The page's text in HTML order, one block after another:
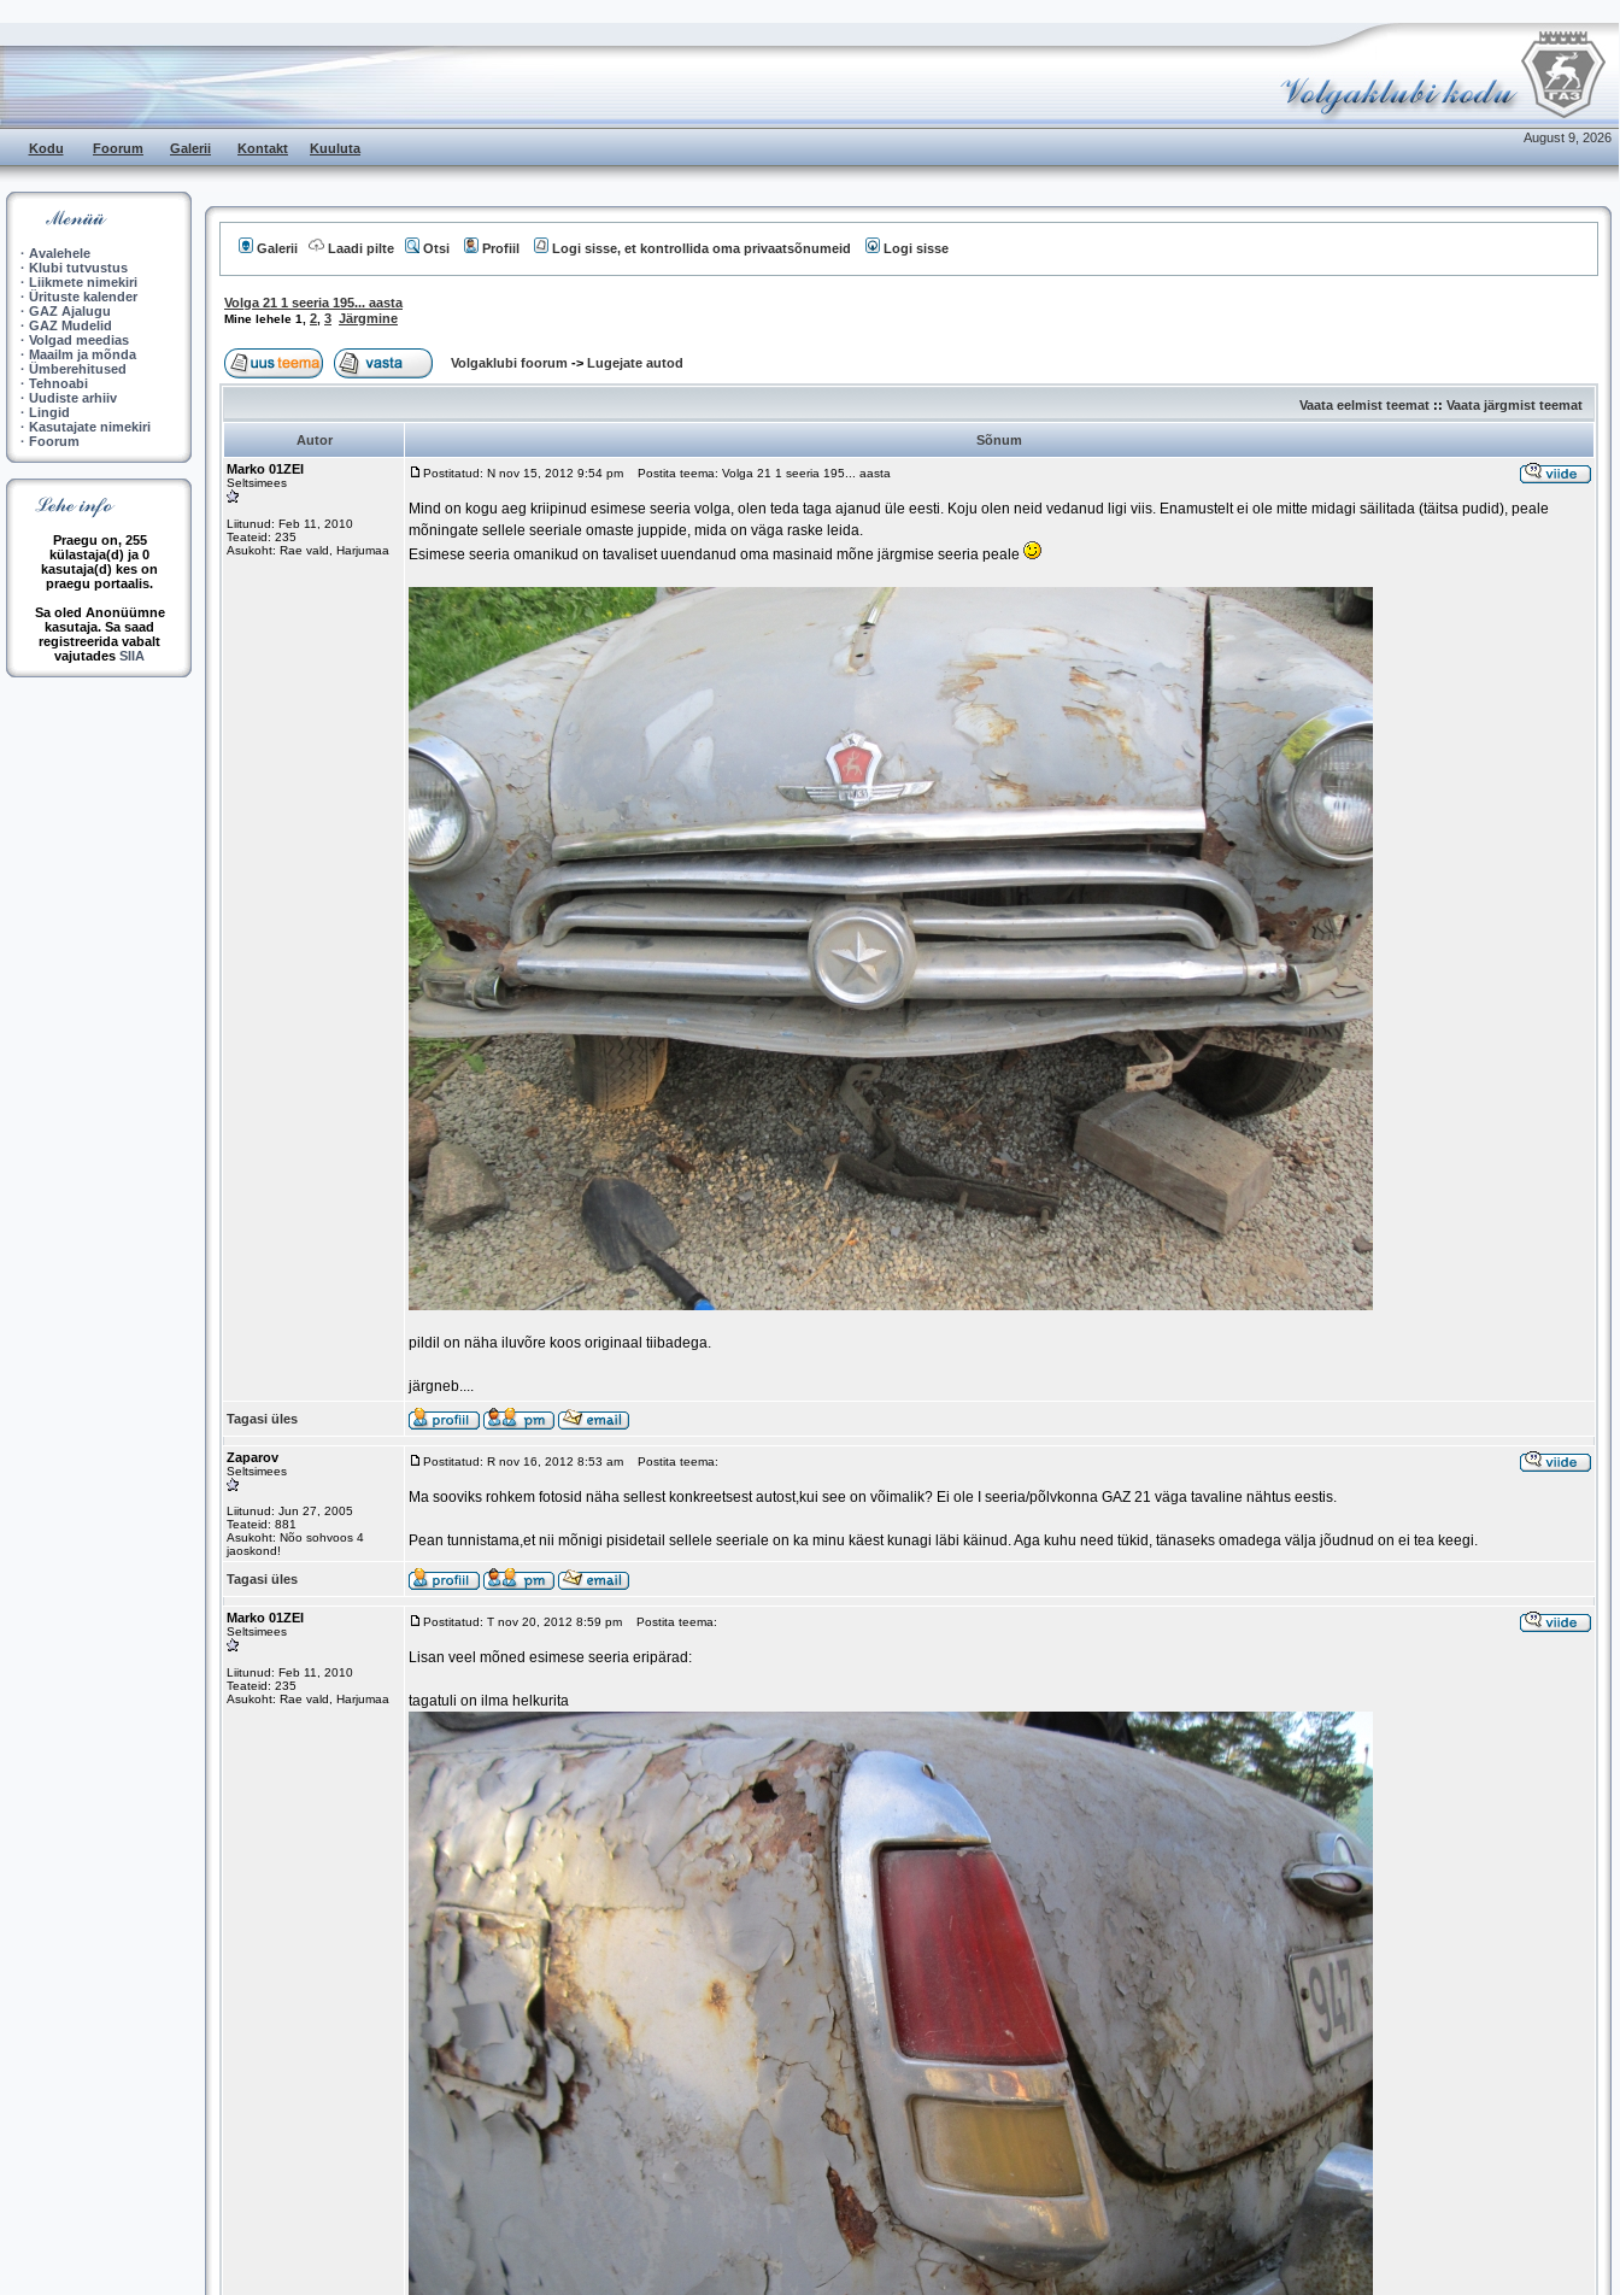
Kodu Foorum Galerii Kontakt Kuuluta
August 9, 2026
· Avalehele
· Klubi tutvustus
· Liikmete nimekiri
· Ürituste kalender
· GAZ Ajalugu
· GAZ Mudelid
· Volgad meedias
· Maailm ja mõnda
· Ümberehitused
· Tehnoabi
· Uudiste arhiiv
· Lingid
· Kasutajate nimekiri
· Foorum
Praegu on, 255
külastaja(d) ja 0
kasutaja(d) kes on
praegu portaalis.
Sa oled Anonüümne
kasutaja. Sa saad
registreerida vabalt
vajutades SIIA
Galerii Laadi pilte Otsi Profiil Logi sisse, et kontrollida oma privaatsõnumeid Logi sisse
Volga 21 1 seeria 195... aasta
Mine lehele 1 2 3 Järgmine
Volgaklubi foorum -> Lugejate autod
Vaata eelmist teemat :: Vaata järgmist teemat
Autor
Sõnum
Marko 01ZEI
Seltsimees
Liitunud: Feb 11, 2010
Teateid: 235
Asukoht: Rae vald, Harjumaa
Postitatud: N nov 15, 2012 9:54 pm Postita teema: Volga 21 1 seeria 195... aasta
Mind on kogu aeg kriipinud esimese seeria volga, olen teda taga ajanud üle eesti. Koju olen neid vedanud ligi viis. Enamustelt ei ole mitte midagi säilitada (täitsa pudid), peale
mõningate sellele seeriale omaste juppide, mida on väga raske leida.
Esimese seeria omanikud on tavaliset uuendanud oma masinaid mõne järgmise seeria peale
pildil on näha iluvõre koos originaal tiibadega.
järgneb....
Tagasi üles
Zaparov
Seltsimees
Liitunud: Jun 27, 2005
Teateid: 881
Asukoht: Nõo sohvoos 4
jaoskond!
Postitatud: R nov 16, 2012 8:53 am Postita teema:
Ma sooviks rohkem fotosid näha sellest konkreetsest autost,kui see on võimalik? Ei ole I seeria/põlvkonna GAZ 21 väga tavaline nähtus eestis.
Pean tunnistama,et nii mõnigi pisidetail sellele seeriale on ka minu käest kunagi läbi käinud. Aga kuhu need tükid, tänaseks omadega välja jõudnud on ei tea keegi.
Tagasi üles
Marko 01ZEI
Seltsimees
Liitunud: Feb 11, 2010
Teateid: 235
Asukoht: Rae vald, Harjumaa
Postitatud: T nov 20, 2012 8:59 pm Postita teema:
Lisan veel mõned esimese seeria eripärad:
tagatuli on ilma helkurita